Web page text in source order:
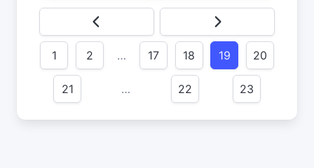
1 2 … 17 18 19 20
21 … 22 23